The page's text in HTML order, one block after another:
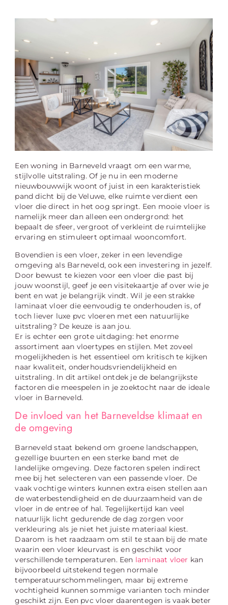
Een woning in Barneveld vraagt om een warme,
stijlvolle uitstraling. Of je nu in een moderne
nieuwbouwwijk woont of juist in een karakteristiek
pand dicht bij de Veluwe, elke ruimte verdient een
vloer die direct in het oog springt. Een mooie vloer is
namelijk meer dan alleen een ondergrond: het
bepaalt de sfeer, vergroot of verkleint de ruimtelijke
ervaring en stimuleert optimaal wooncomfort.
Bovendien is een vloer, zeker in een levendige
omgeving als Barneveld, ook een investering in jezelf.
Door bewust te kiezen voor een vloer die past bij
jouw woonstijl, geef je een visitekaartje af over wie je
bent en wat je belangrijk vindt. Wil je een strakke
laminaat vloer die eenvoudig te onderhouden is, of
toch liever luxe pvc vloeren met een natuurlijke
uitstraling? De keuze is aan jou.
Er is echter een grote uitdaging: het enorme
assortiment aan vloertypes en stijlen. Met zoveel
mogelijkheden is het essentieel om kritisch te kijken
naar kwaliteit, onderhoudsvriendelijkheid en
uitstraling. In dit artikel ontdek je de belangrijkste
factoren die meespelen in je zoektocht naar de ideale
vloer in Barneveld.
De invloed van het Barneveldse klimaat en
de omgeving
Barneveld staat bekend om groene landschappen,
gezellige buurten en een sterke band met de
landelijke omgeving. Deze factoren spelen indirect
mee bij het selecteren van een passende vloer. De
vaak vochtige winters kunnen extra eisen stellen aan
de waterbestendigheid en de duurzaamheid van de
vloer in de entree of hal. Tegelijkertijd kan veel
natuurlijk licht gedurende de dag zorgen voor
verkleuring als je niet het juiste materiaal kiest.
Daarom is het raadzaam om stil te staan bij de mate
waarin een vloer kleurvast is en geschikt voor
verschillende temperaturen. Een laminaat vloer kan
bijvoorbeeld uitstekend tegen normale
temperatuurschommelingen, maar bij extreme
vochtigheid kunnen sommige varianten toch minder
geschikt zijn. Een pvc vloer daarentegen is vaak beter